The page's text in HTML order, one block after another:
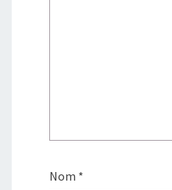
Nom *